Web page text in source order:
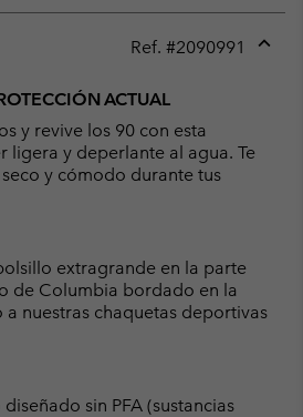
Ref. #2090991
ACTUAL
y revive los 90 con esta
ligera y deperlante al agua. Te
y cómodo durante tus
extragrande en la parte
de Columbia bordado en la
nuestras chaquetas deportivas
sin PFA (sustancias